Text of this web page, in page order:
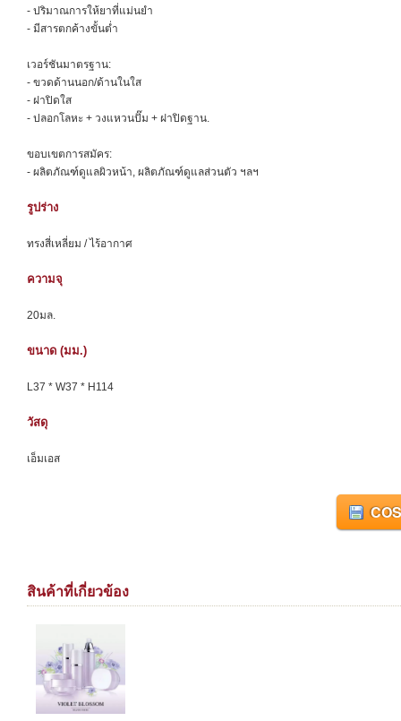
- ปริมาณการให้ยาที่แม่นยำ
- มีสารตกค้างขั้นต่ำ
เวอร์ชันมาตรฐาน:
- ขวดด้านนอก/ด้านในใส
- ฝาปิดใส
- ปลอกโลหะ + วงแหวนปั๊ม + ฝาปิดฐาน.
ขอบเขตการสมัคร:
- ผลิตภัณฑ์ดูแลผิวหน้า, ผลิตภัณฑ์ดูแลส่วนตัว ฯลฯ
รูปร่าง
ทรงสี่เหลี่ยม / ไร้อากาศ
ความจุ
20มล.
ขนาด (มม.)
L37 * W37 * H114
วัสดุ
เอ็มเอส
สินค้าที่เกี่ยวข้อง